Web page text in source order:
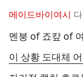
메이드바이여시
멘붕 of 죠캎 of